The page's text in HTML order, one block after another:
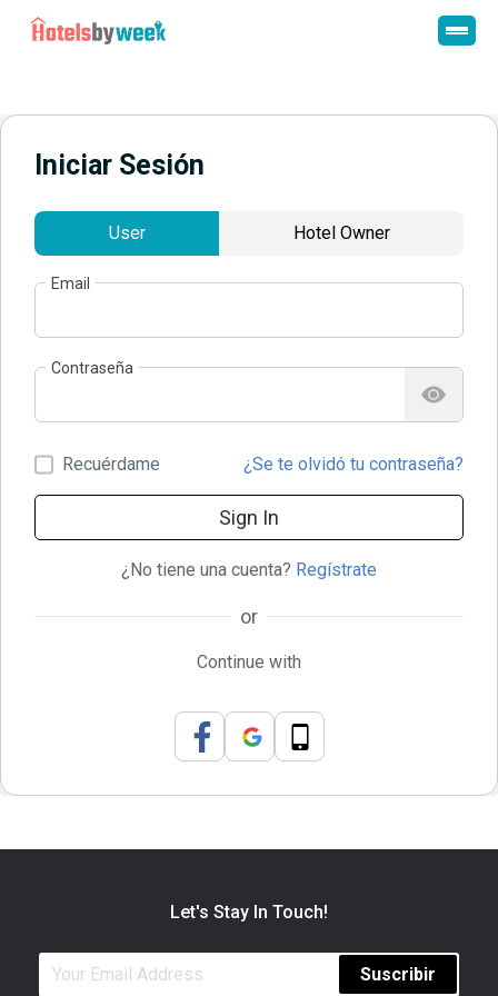
Iniciar Sesión
User Hotel Owner
Email
Contraseña
Recuérdame ¿Se te olvidó tu contraseña?
Sign In
¿No tiene una cuenta? Regístrate
or
Continue with
Let's Stay In Touch!
Suscribir